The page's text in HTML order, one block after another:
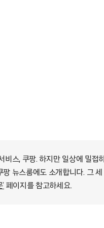
비스, 쿠팡. 하지만 일상에 밀
팡 뉴스룸에도 소개합니다. 그
페이지를 참고하세요.